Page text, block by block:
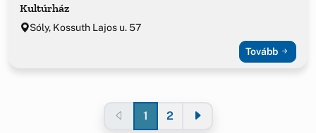
Kultúrház
Sóly, Kossuth Lajos u. 57
Tovább
1 2